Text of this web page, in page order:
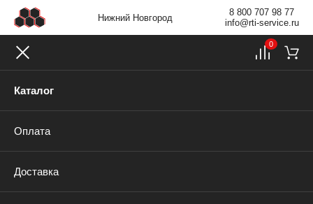
Нижний Новгород
8 800 707 98 77
info@rti-service.ru
Каталог
Оплата
Доставка
0